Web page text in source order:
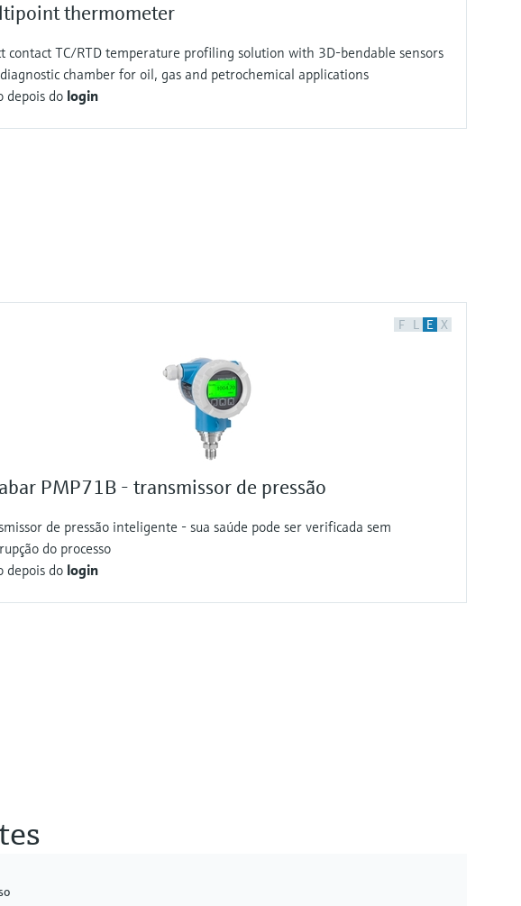
thermometer
contact TC/RTD temperature profiling solution with 3D-bendable sensors
chamber for oil, gas and petrochemical applications
depois do login
F L E X
PMP71B - transmissor de pressão
de pressão inteligente - sua saúde pode ser verificada sem
do processo
depois do login